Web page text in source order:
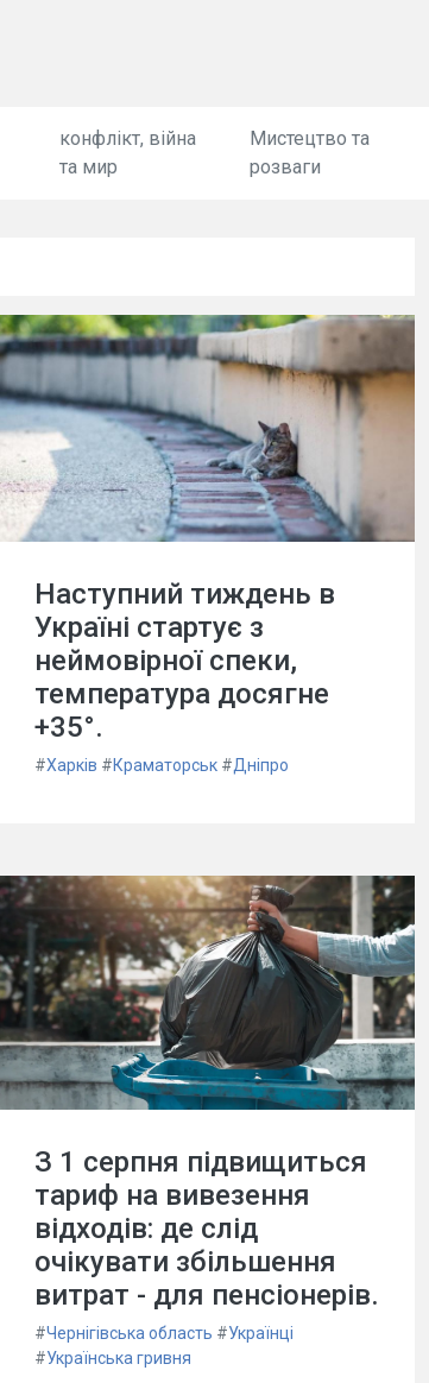
конфлікт, війна
та мир
Мистецтво та
розваги
Наступний тиждень в
Україні стартує з
неймовірної спеки,
температура досягне
+35°.
#Харків #Краматорськ #Дніпро
З 1 серпня підвищиться
тариф на вивезення
відходів: де слід
очікувати збільшення
витрат - для пенсіонерів.
#Чернігівська область #Українці
#Українська гривня